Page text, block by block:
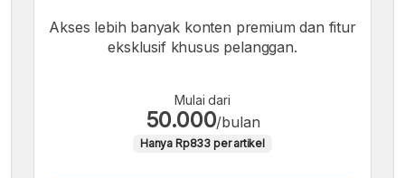
Akses lebih banyak konten premium dan fitur
eksklusif khusus pelanggan.
Mulai dari
50.000/bulan
Hanya Rp833 per artikel